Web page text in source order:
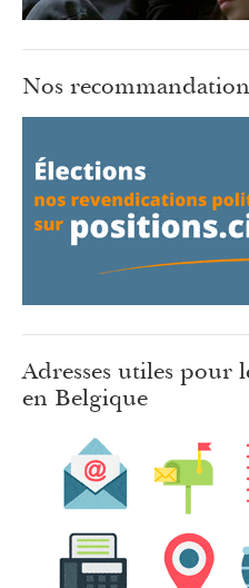
Nos
Adresses utiles pour
en Belgique